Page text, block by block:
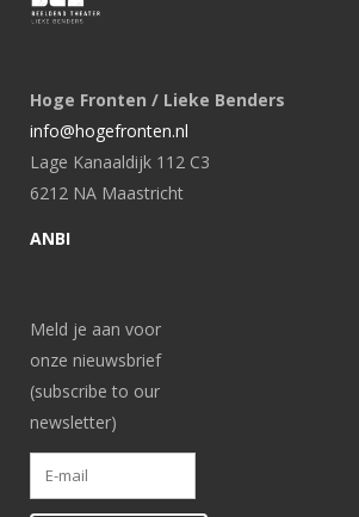
Hoge Fronten / Lieke Benders
info@hogefronten.nl
Lage Kanaaldijk 112 C3
6212 NA Maastricht
ANBI
Meld je aan voor
onze nieuwsbrief
(subscribe to our
newsletter)